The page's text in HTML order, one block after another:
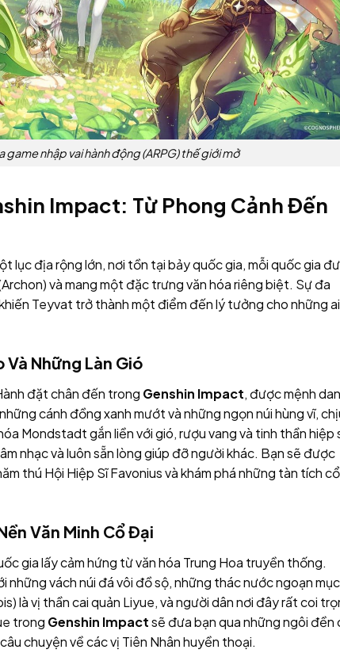
nhập vai hành động (ARPG) thế giới mở
Impact: Từ Phong Cảnh Đến
lục địa rộng lớn, nơi tồn tại bảy quốc gia, mỗi quốc gia
và mang một đặc trưng văn hóa riêng biệt. Sự đa
Teyvat trở thành một điểm đến lý tưởng cho những ai
Những Làn Gió
đặt chân đến trong Genshin Impact, được mệnh
cánh đồng xanh mướt và những ngọn núi hùng vĩ,
Mondstadt gắn liền với gió, rượu vang và tinh thần hiệp
nhạc và luôn sẵn lòng giúp đỡ người khác. Bạn sẽ được
thú Hội Hiệp Sĩ Favonius và khám phá những tàn tích cổ
Văn Minh Cổ Đại
gia lấy cảm hứng từ văn hóa Trung Hoa truyền thống.
những vách núi đá vôi đồ sộ, những thác nước ngoạn
là vị thần cai quản Liyue, và người dân nơi đây rất coi
trong Genshin Impactsẽ đưa bạn qua những ngôi đền
chuyện về các vị Tiên Nhân huyền thoại.